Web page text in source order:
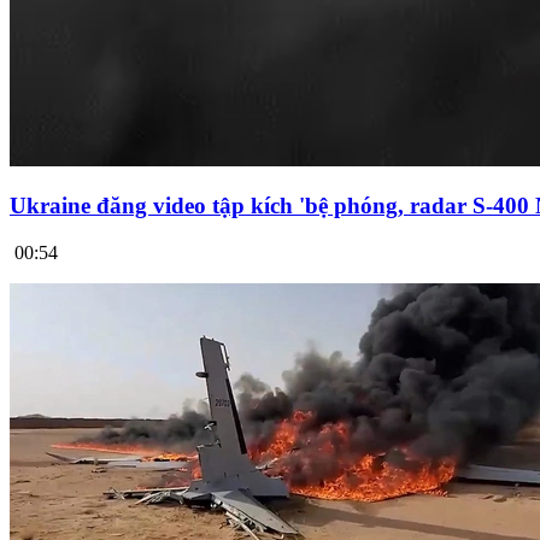
Ukraine đăng video tập kích 'bệ phóng, radar S-400
00:54